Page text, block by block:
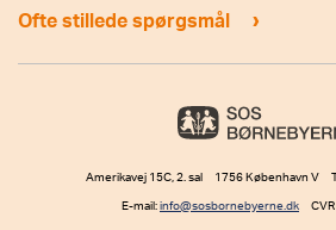
Ofte stillede spørgsmål ›
Amerikavej 15C, 2. sal 1756 København V
E-mail:info@sosbornebyerne.dk CVR